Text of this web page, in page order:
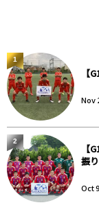
【
Nov
1
【
振
Oct
2